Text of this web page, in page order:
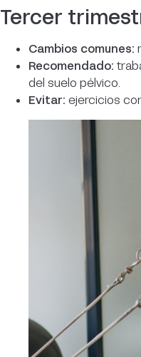
Tercer
Cambios comunes:
Recomendado:
del suelo pélvico.
Evitar: ejercicios